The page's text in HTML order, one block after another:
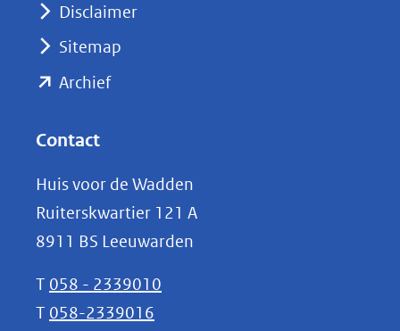
naar
Disclaimer
Sitemap
Archief(opent
(verwijst
naar
een
andere
website)
Contact
Huis voor de Wadden
Ruiterskwartier 121 A
8911 BS Leeuwarden
T 058 - 2339010
T 058-2339016